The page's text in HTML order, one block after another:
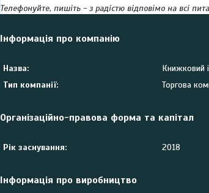
Телефонуйте, пишіть - з радістю відповімо на всі
Інформація про компанію
Назва:
Книжковий
Тип компанії:
Торгова
Організаційно-правова форма та капітал
Рік заснування: 2018
Інформація про виробництво